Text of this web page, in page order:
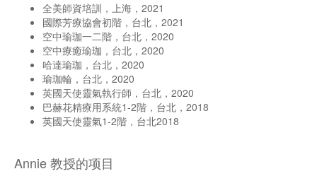
全美師資培訓，上海，2021
國際芳療協會初階，台北，2021
空中瑜珈一二階，台北，2020
空中療癒瑜珈，台北，2020
哈達瑜珈，台北，2020
瑜珈輪，台北，2020
英國天使靈氣執行師，台北，2020
巴赫花精療用系統1-2階，台北，2018
英國天使靈氣1-2階，台北2018
Annie 教授的项目